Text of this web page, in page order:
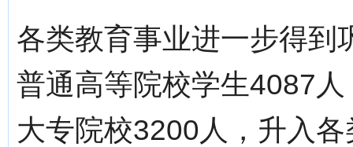
各类教育事业进一步得到
普通高等院校学生4087
大专院校3200人，升入